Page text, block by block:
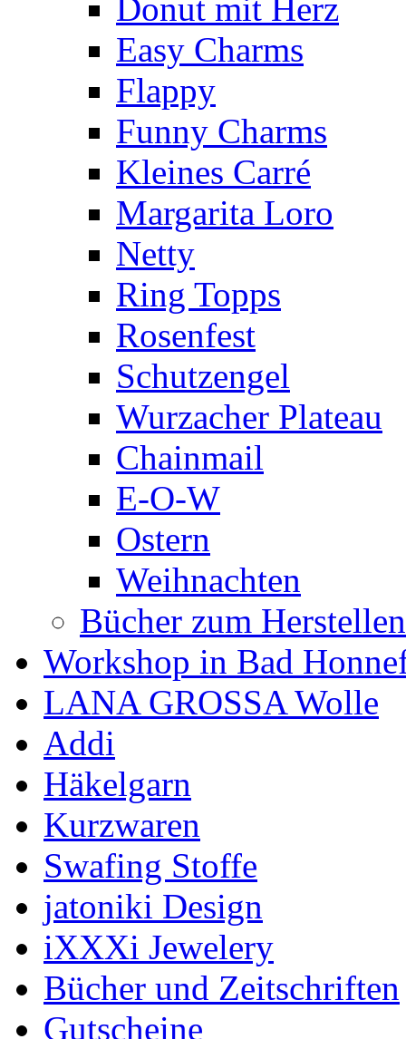
Donut mit Herz
Easy Charms
Flappy
Funny Charms
Kleines Carré
Margarita Loro
Netty
Ring Topps
Rosenfest
Schutzengel
Wurzacher Plateau
Chainmail
E-O-W
Ostern
Weihnachten
Bücher zum
Workshop in Bad
LANA GROSSA Wolle
Addi
Häkelgarn
Kurzwaren
Swafing Stoffe
jatoniki Design
iXXXi Jewelery
Bücher und Zeitschriften
Gutscheine